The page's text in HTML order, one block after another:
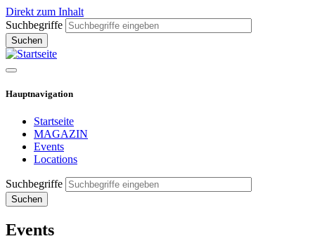
Direkt zum Inhalt
Suchbegriffe
Hauptnavigation
Startseite
MAGAZIN
Events
Locations
Suchbegriffe
Events